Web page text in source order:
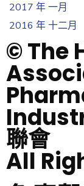
2017 年 一月
2016 年 十二月
© The
聯會
All